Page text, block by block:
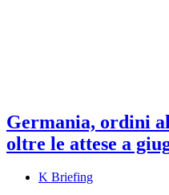
Germania, ordini
oltre le attese a
K Briefing